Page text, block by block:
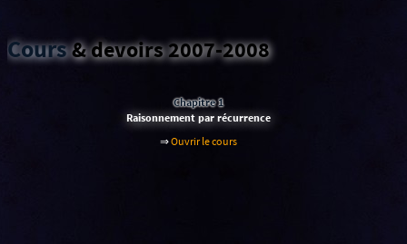
Cours& devoirs 2007-2008
Chapitre 1
Raisonnement par récurrence
⇒Ouvrir le cours